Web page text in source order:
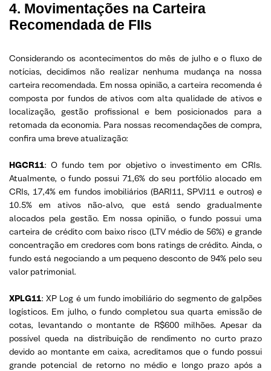
4. Movimentações na Carteira
Recomendada de FIIs
Considerando os acontecimentos do mês de julho e o fluxo de
notícias, decidimos não realizar nenhuma mudança na nossa
carteira recomendada. Em nossa opinião, a carteira recomenda é
composta por fundos de ativos com alta qualidade de ativos e
localização, gestão profissional e bem posicionados para a
retomada da economia. Para nossas recomendações de compra,
confira uma breve atualização:
HGCR11: O fundo tem por objetivo o investimento em CRIs.
Atualmente, o fundo possui 71,6% do seu portfólio alocado em
CRIs, 17,4% em fundos imobiliários (BARI11, SPVJ11 e outros) e
10.5% em ativos não-alvo, que está sendo gradualmente
alocados pela gestão. Em nossa opinião, o fundo possui uma
carteira de crédito com baixo risco (LTV médio de 56%) e grande
concentração em credores com bons ratings de crédito. Ainda, o
fundo está negociando a um pequeno desconto de 94% pelo seu
valor patrimonial.
XPLG11: XP Log é um fundo imobiliário do segmento de galpões
logísticos. Em julho, o fundo completou sua quarta emissão de
cotas, levantando o montante de R$600 milhões. Apesar da
possível queda na distribuição de rendimento no curto prazo
devido ao montante em caixa, acreditamos que o fundo possui
grande potencial de retorno no médio e longo prazo após a